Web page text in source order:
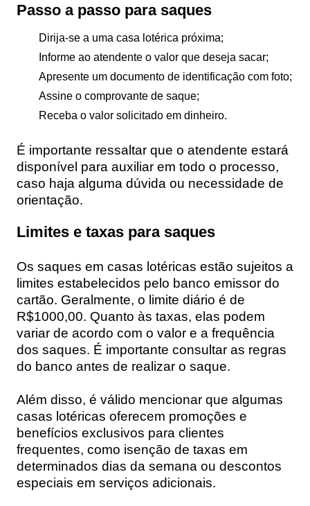
Passo a passo para saques
Dirija-se a uma casa lotérica próxima;
Informe ao atendente o valor que deseja sacar;
Apresente um documento de identificação com foto;
Assine o comprovante de saque;
Receba o valor solicitado em dinheiro.
É importante ressaltar que o atendente estará
disponível para auxiliar em todo o processo,
caso haja alguma dúvida ou necessidade de
orientação.
Limites e taxas para saques
Os saques em casas lotéricas estão sujeitos a
limites estabelecidos pelo banco emissor do
cartão. Geralmente, o limite diário é de
R$1000,00. Quanto às taxas, elas podem
variar de acordo com o valor e a frequência
dos saques. É importante consultar as regras
do banco antes de realizar o saque.
Além disso, é válido mencionar que algumas
casas lotéricas oferecem promoções e
benefícios exclusivos para clientes
frequentes, como isenção de taxas em
determinados dias da semana ou descontos
especiais em serviços adicionais.